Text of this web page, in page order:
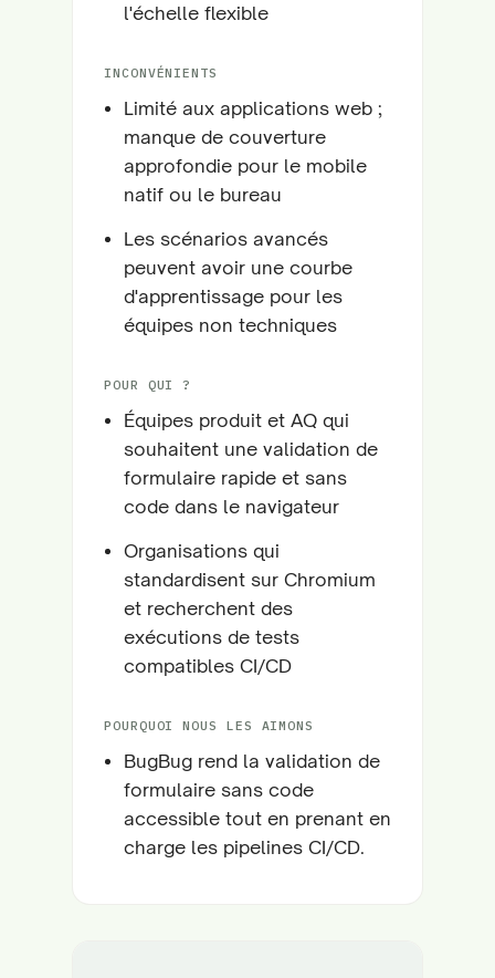
l'échelle flexible
INCONVÉNIENTS
Limité aux applications web ;
manque de couverture
approfondie pour le mobile
natif ou le bureau
Les scénarios avancés
peuvent avoir une courbe
d'apprentissage pour les
équipes non techniques
POUR QUI ?
Équipes produit et AQ qui
souhaitent une validation de
formulaire rapide et sans
code dans le navigateur
Organisations qui
standardisent sur Chromium
et recherchent des
exécutions de tests
compatibles CI/CD
POURQUOI NOUS LES AIMONS
BugBug rend la validation de
formulaire sans code
accessible tout en prenant en
charge les pipelines CI/CD.